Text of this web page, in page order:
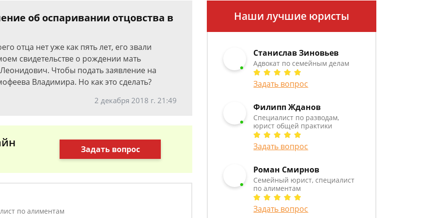
об оспаривании отцовства в
отца нет уже как пять лет, его звали
свидетельстве о рождении мать
Чтобы подать заявление на
Владимира. Но как это сделать?
2 декабря 2018 г. 21:49
Задать вопрос
по алиментам
Наши лучшие юристы
Станислав Зиновьев
Адвокат по семейным делам
Задать вопрос
Филипп Жданов
Специалист по разводам,
юрист общей практики
Задать вопрос
Роман Смирнов
Семейный юрист, специалист
по алиментам
Задать вопрос